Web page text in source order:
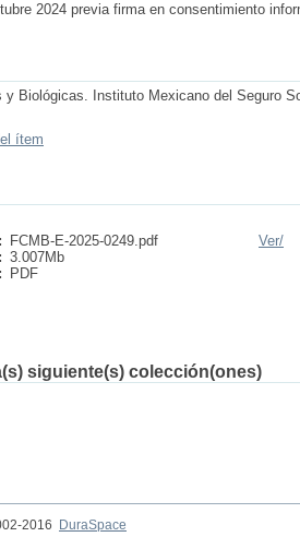
2024 previa firma en consentimiento
y Biológicas. Instituto Mexicano del Seguro
ítem
FCMB-E-2025-0249.pdf
3.007Mb
PDF
Ver/
siguiente(s) colección(ones)
2016
DuraSpace